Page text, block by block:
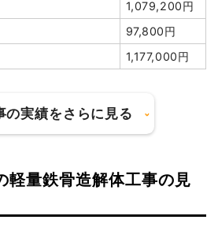
1,079,200円
97,800円
1,177,000円
の実績をさらに見る
木造アパート2階建て
40坪
軽量鉄骨造解体工事の見